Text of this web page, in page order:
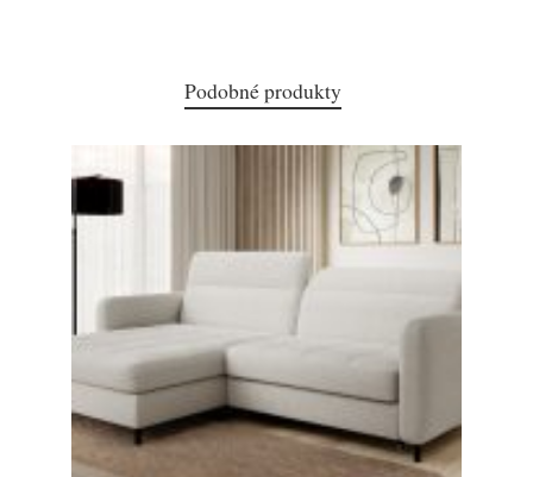
Podobné produkty